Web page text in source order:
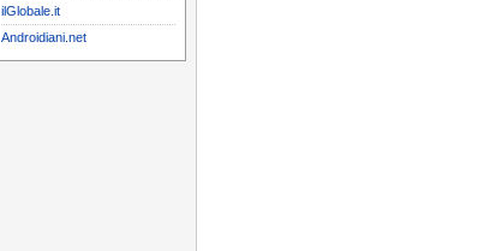
ilGlobale.it
Androidiani.net